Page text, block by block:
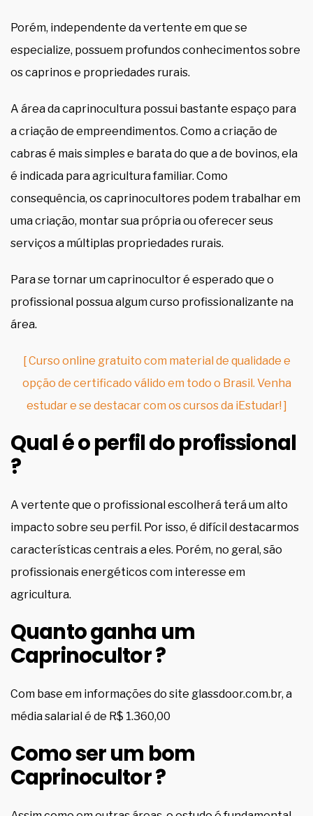
Porém, independente da vertente em que se
especialize, possuem profundos conhecimentos sobre
os caprinos e propriedades rurais.
A área da caprinocultura possui bastante espaço para
a criação de empreendimentos. Como a criação de
cabras é mais simples e barata do que a de bovinos, ela
é indicada para agricultura familiar. Como
consequência, os caprinocultores podem trabalhar em
uma criação, montar sua própria ou oferecer seus
serviços a múltiplas propriedades rurais.
Para se tornar um caprinocultor é esperado que o
profissional possua algum curso profissionalizante na
área.
[ Curso online gratuito com material de qualidade e
opção de certificado válido em todo o Brasil. Venha
estudar e se destacar com os cursos da iEstudar! ]
Qual é o perfil do profissional
?
A vertente que o profissional escolherá terá um alto
impacto sobre seu perfil. Por isso, é difícil destacarmos
características centrais a eles. Porém, no geral, são
profissionais energéticos com interesse em
agricultura.
Quanto ganha um
Caprinocultor ?
Com base em informações do site glassdoor.com.br, a
média salarial é de R$ 1.360,00
Como ser um bom
Caprinocultor ?